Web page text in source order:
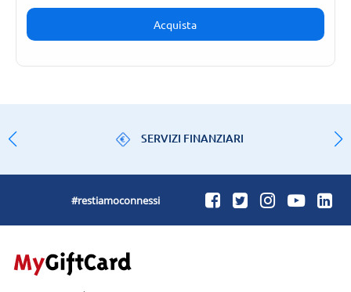
Acquista
SERVIZI FINANZIARI
#restiamoconnessi